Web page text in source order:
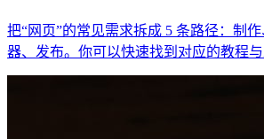
把“网页”的常见需求拆成 5 条路径：制
器、发布。你可以快速找到对应的教程
索结果里迷路。